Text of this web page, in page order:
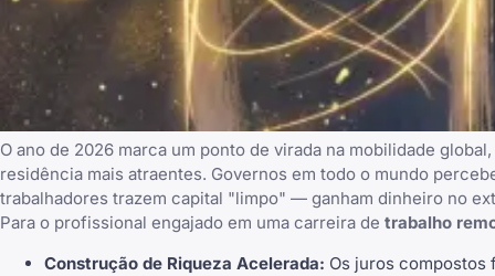
O ano de 2026 marca um ponto de virada na mobilidade
residência mais atraentes. Governos em todo o mundo
trabalhadores trazem capital "limpo" — ganham dinheiro no
Para o profissional engajado em uma carreira de trabalho
Construção de Riqueza Acelerada: Os juros compostos